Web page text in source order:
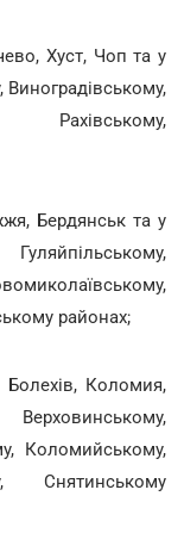
Хуст, Чоп та у
Виноградівському,
Рахівському,
Бердянськ та у
районах;
Болехів, Коломия,
Коломийському,
Снятинському